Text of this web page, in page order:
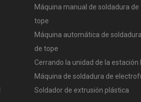
Máquina manual de soldadura de
tope
Máquina automática de
de tope
Cerrando la unidad de la estación
Máquina de soldadura de
Soldador de extrusión plástica